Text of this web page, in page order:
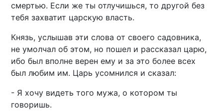
смертью. Если же ты отлучишься, то другой без
тебя захватит царскую власть.
Князь, услышав эти слова от своего садовника,
не умолчал об этом, но пошел и рассказал царю,
ибо был вполне верен ему и за это более всех
был любим им. Царь усомнился и сказал:
- Я хочу видеть того мужа, о котором ты
говоришь.